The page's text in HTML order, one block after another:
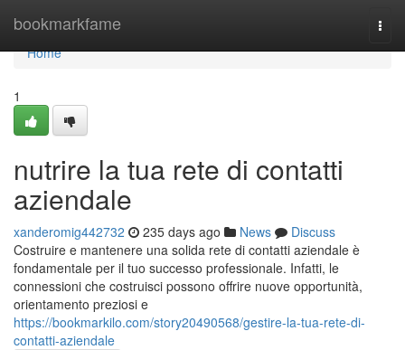
bookmarkfame
Home
Home
1
nutrire la tua rete di contatti
aziendale
xanderomig442732 235 days ago News
Discuss
Costruire e mantenere una solida rete di contatti aziendale è
fondamentale per il tuo successo professionale. Infatti, le
connessioni che costruisci possono offrire nuove opportunità,
orientamento preziosi e
https://bookmarkilo.com/story20490568/gestire-la-tua-rete-di-
contatti-aziendale